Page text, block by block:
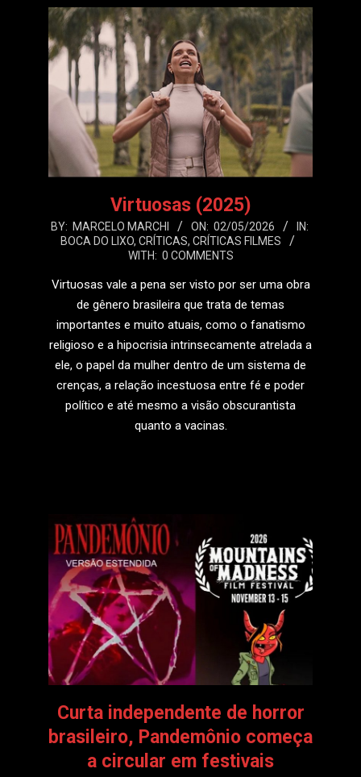
Virtuosas (2025)
2026-
05-
BY: MARCELO MARCHI ON: 02/05/2026
IN:
BOCA DO LIXO, CRÍTICAS, CRÍTICAS FILMES
WITH: 0 COMMENTS
Virtuosas vale a pena ser visto por ser uma obra
de gênero brasileira que trata de temas
importantes e muito atuais, como o fanatismo
religioso e a hipocrisia intrinsecamente atrelada a
ele, o papel da mulher dentro de um sistema de
crenças, a relação incestuosa entre fé e poder
político e até mesmo a visão obscurantista
quanto a vacinas.
Curta independente de horror
brasileiro, Pandemônio começa
a circular em festivais